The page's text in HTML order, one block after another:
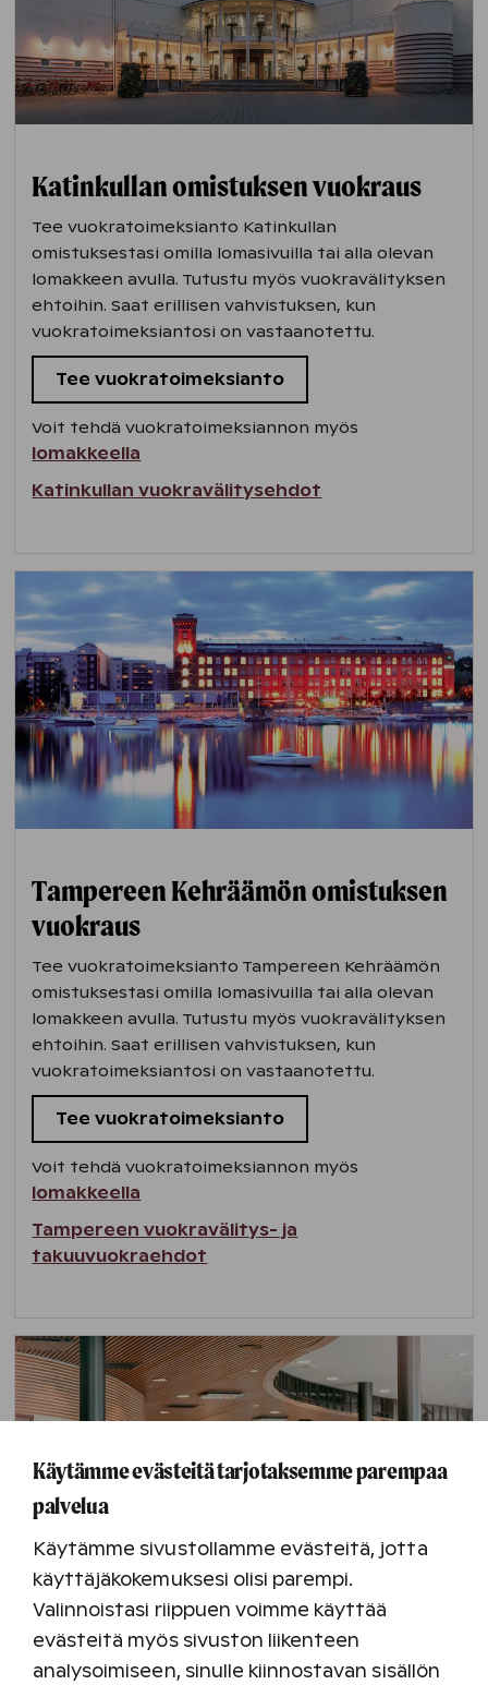
Katinkullan omistuksen vuokraus
Tee vuokratoimeksianto Katinkullan
omistuksestasi omilla lomasivuilla tai alla olevan
lomakkeen avulla. Tutustu myös vuokravälityksen
ehtoihin. Saat erillisen vahvistuksen, kun
vuokratoimeksiantosi on vastaanotettu.
Tee vuokratoimeksianto
Voit tehdä vuokratoimeksiannon myös
lomakkeella
Katinkullan vuokravälitysehdot
Tampereen Kehräämön omistuksen
vuokraus
Tee vuokratoimeksianto Tampereen Kehräämön
omistuksestasi omilla lomasivuilla tai alla olevan
lomakkeen avulla. Tutustu myös vuokravälityksen
ehtoihin. Saat erillisen vahvistuksen, kun
vuokratoimeksiantosi on vastaanotettu.
Tee vuokratoimeksianto
Voit tehdä vuokratoimeksiannon myös
lomakkeella
Tampereen vuokravälitys- ja
takuuvuokraehdot
Muiden kohteiden omistusten
Käytämme evästeitä tarjotaksemme parempaa
palvelua
Käytämme sivustollamme evästeitä, jotta
käyttäjäkokemuksesi olisi parempi.
Valinnoistasi riippuen voimme käyttää
evästeitä myös sivuston liikenteen
analysoimiseen, sinulle kiinnostavan sisällön